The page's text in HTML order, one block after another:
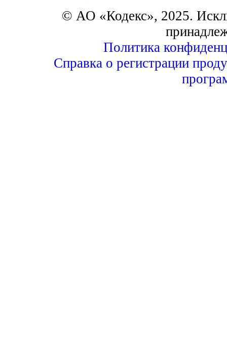
© АО «Кодекс», 2025.
Политика
Справка о регистрации